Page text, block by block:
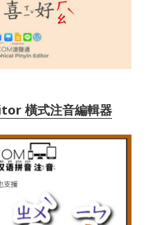
橫式注音編輯器